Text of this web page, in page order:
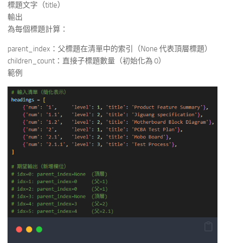
標題文字（title）
輸出
為每個標題計算：
parent_index：父標題在清單中的索引（None 代表頂層標題）
children_count：直接子標題數量（初始化為 0）
範例